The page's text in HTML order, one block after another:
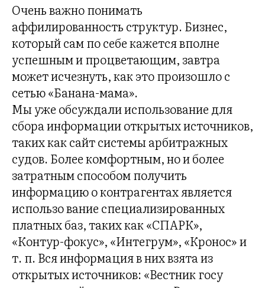
Очень важно понимать
аффилированность структур. Бизнес,
который сам по себе кажется вполне
успешным и процветающим, завтра
может исчезнуть, как это произошло с
сетью «Банана-мама».
Мы уже обсуждали использование для
сбора информации открытых источников,
таких как сайт системы арбитражных
судов. Более комфортным, но и более
затратным способом получить
информацию о контрагентах является
использо вание специализированных
платных баз, таких как «СПАРК»,
«Контур-фокус», «Интегрум», «Кронос» и
т. п. Вся информация в них взята из
открытых источников: «Вестник госу